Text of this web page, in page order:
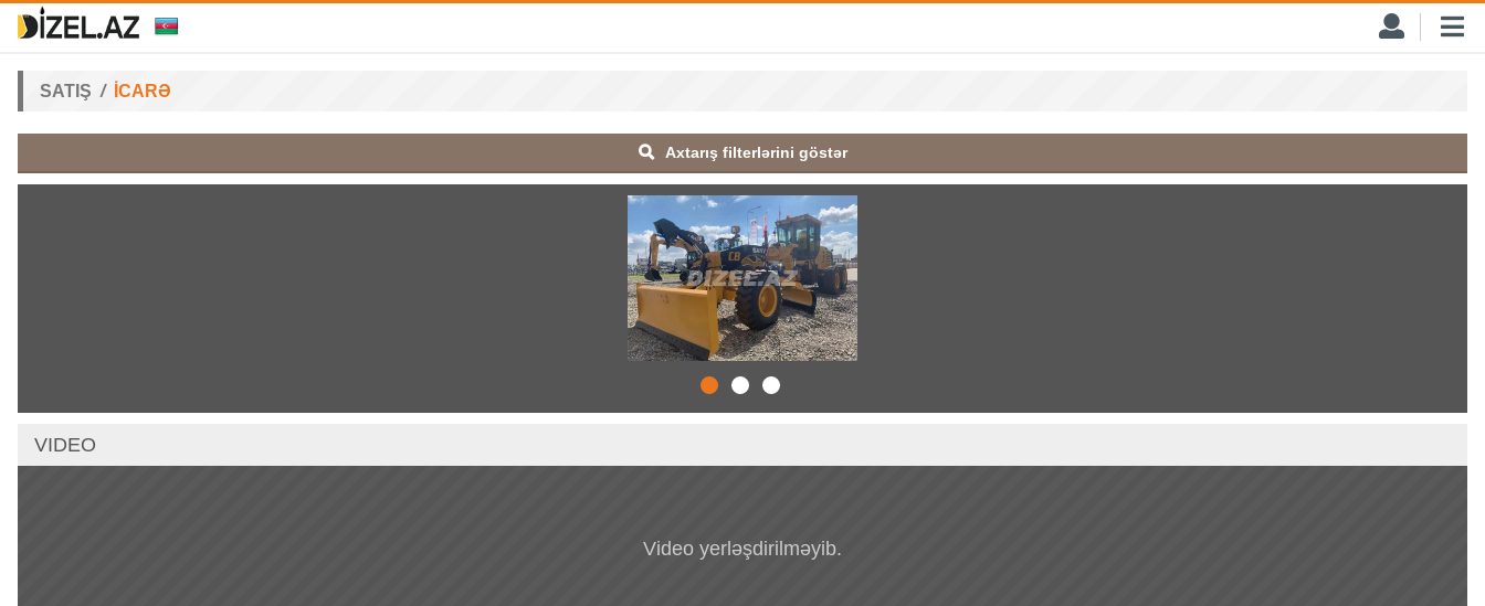
SATIŞ İCARƏ
Axtarış filterlərini göstər
VIDEO
Video yerləşdirilməyib.